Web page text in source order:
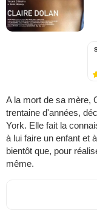
A la mort de sa mère,
trentaine d'années,
York. Elle fait la
à lui faire un enfant et
bientôt que, pour
même.